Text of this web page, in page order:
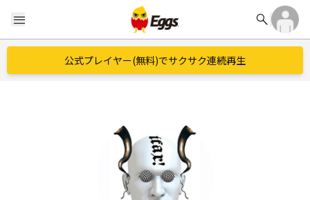
menu search
公式プレイヤー(無料)でサクサク連続再生